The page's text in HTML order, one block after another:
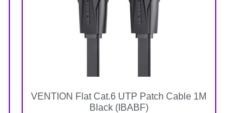
VENTION Flat Cat.6 UTP Patch Cable 1M
Black (IBABF)